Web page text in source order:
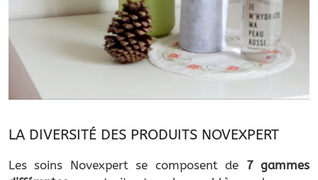
LA DIVERSITÉ DES PRODUITS NOVEXPERT
Les soins Novexpert se composent de 7 gammes